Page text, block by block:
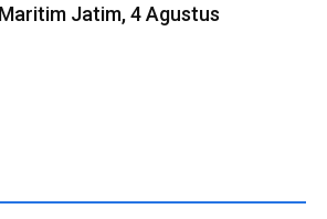
Jatim, 4 Agustus